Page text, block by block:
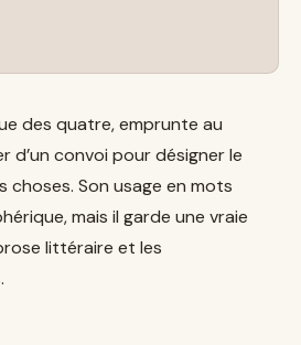
des quatre, emprunte au
d’un convoi pour désigner le
choses. Son usage en mots
mais il garde une vraie
littéraire et les